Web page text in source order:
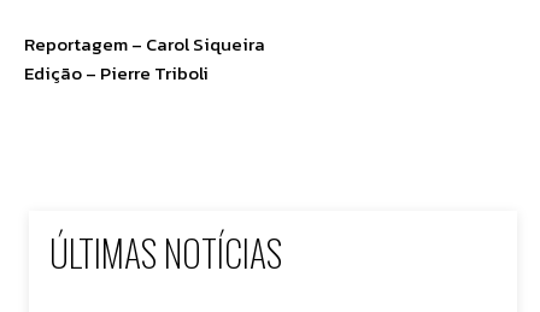
Reportagem – Carol Siqueira
Edição – Pierre Triboli
ÚLTIMAS NOTÍCIAS